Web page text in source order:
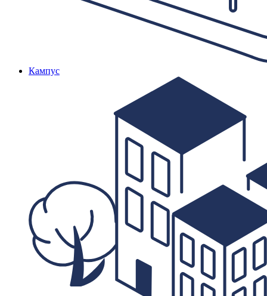
Кампус